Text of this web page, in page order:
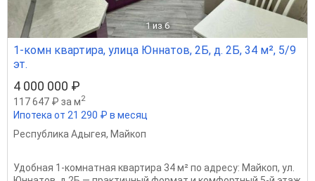
1 из 6
1-комн квартира, улица Юннатов, 2Б, д. 2Б, 34 м², 5/9
эт.
4 000 000 ₽
117 647 ₽ за м2
Ипотека от 21 290 ₽ в месяц
Республика Адыгея, Майкоп
Удобная 1-комнатная квартира 34 м² по адресу: Майкоп, ул.